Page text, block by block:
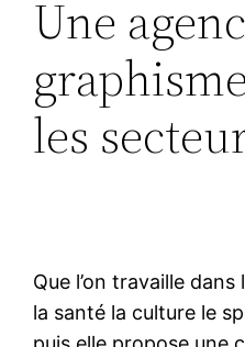
Une
les
Que l’on travaille
la santé la culture le